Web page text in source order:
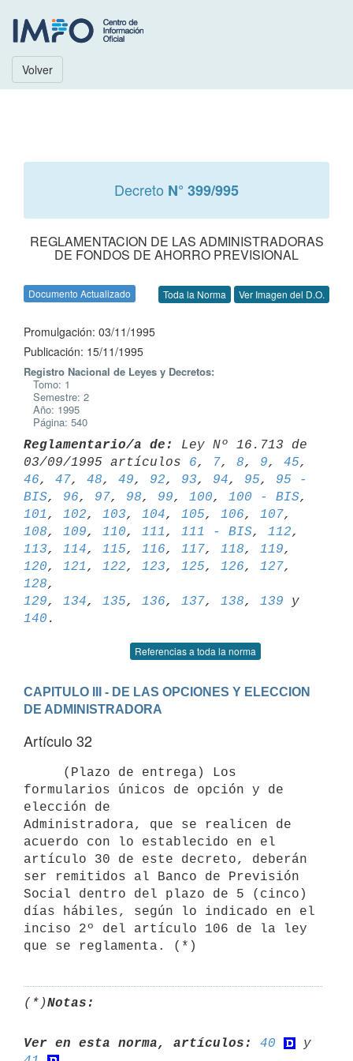
Volver
Decreto N° 399/995
REGLAMENTACION DE LAS ADMINISTRADORAS
DE FONDOS DE AHORRO PREVISIONAL
Documento Actualizado Toda la Norma Ver Imagen del D.O.
Promulgación: 03/11/1995
Publicación: 15/11/1995
Registro Nacional de Leyes y Decretos:
Tomo: 1
Semestre: 2
Año: 1995
Página: 540
Reglamentario/a de:
Ley Nº 16.713 de
03/09/1995 artículos 6, 7, 8, 9, 45
46, 47, 48, 49, 92, 93, 94, 95, 95 -
BIS, 96, 97, 98, 99, 100, 100 - BIS
101 , 102, 103, 104, 105, 106, 107
108, 109, 110, 111 , 111 - BIS, 112,
113, 114, 115, 116, 117, 118, 119
120, 121 , 122, 123, 125, 126, 127
128
129, 134, 135, 136, 137, 138, 139
140
Referencias a toda la norma
CAPITULO III - DE LAS OPCIONES Y ELECCION
DE ADMINISTRADORA
Artículo 32
formularios únicos de opción y de
elección de
Administradora, que se realicen de
acuerdo con lo establecido en el
artículo 30 de este decreto, deberán
ser remitidos al Banco de Previsión
Social dentro del plazo de 5 (cinco)
días hábiles, según lo indicado en el
inciso 2º del artículo 106 de la ley
(*)Notas:
Ver en esta norma, artículos: 40